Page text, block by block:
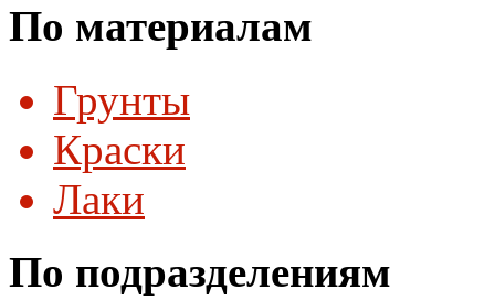
По материалам
Грунты
Краски
Лаки
По подразделениям